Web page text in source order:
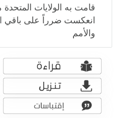
قامت به الولايات
انعكست ضرراً على باقي
والأمم